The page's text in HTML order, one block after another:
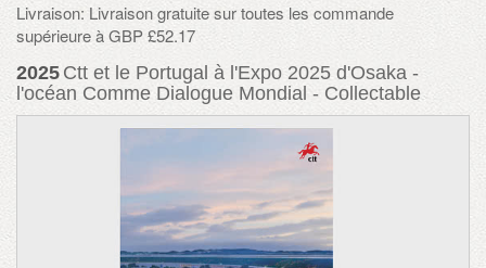
Livraison: Livraison gratuite sur toutes les commande
supérieure à GBP £52.17
2025 Ctt et le Portugal à l'Expo 2025 d'Osaka -
l'océan Comme Dialogue Mondial - Collectable